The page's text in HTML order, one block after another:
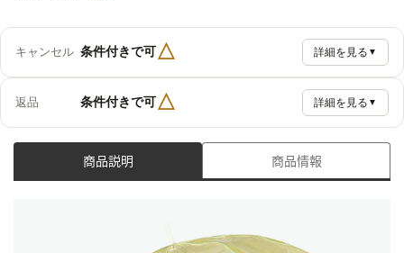
キャンセル 条件付きで可△ 詳細を見る ▼
返品 条件付きで可△ 詳細を見る ▼
商品説明 商品情報